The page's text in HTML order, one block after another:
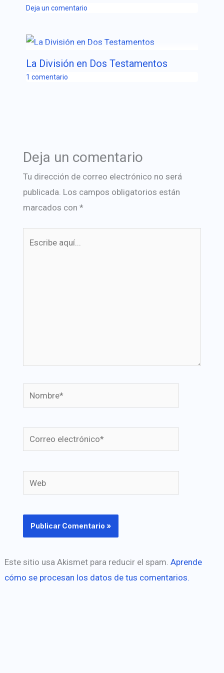
Deja un comentario
La División en Dos Testamentos
1 comentario
Deja un comentario
Tu dirección de correo electrónico no será
publicada. Los campos obligatorios están
marcados con *
Nombre*
Correo
electrónico*
Web
Este sitio usa Akismet para reducir el spam.Aprende
cómo se procesan los datos de tus comentarios.